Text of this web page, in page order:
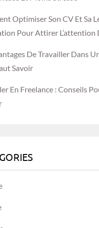
Optimiser Son CV Et Sa
Pour Attirer L’attention
De Travailler Dans
Savoir
En Freelance : Conseils